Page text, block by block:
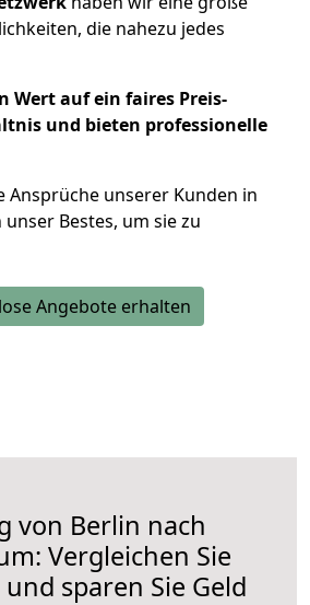
die nahezu jedes
Wert auf ein faires Preis-
und bieten professionelle
Ansprüche unserer Kunden in
Bestes, um sie zu
Angebote erhalten
von Berlin nach
Vergleichen Sie
sparen Sie Geld